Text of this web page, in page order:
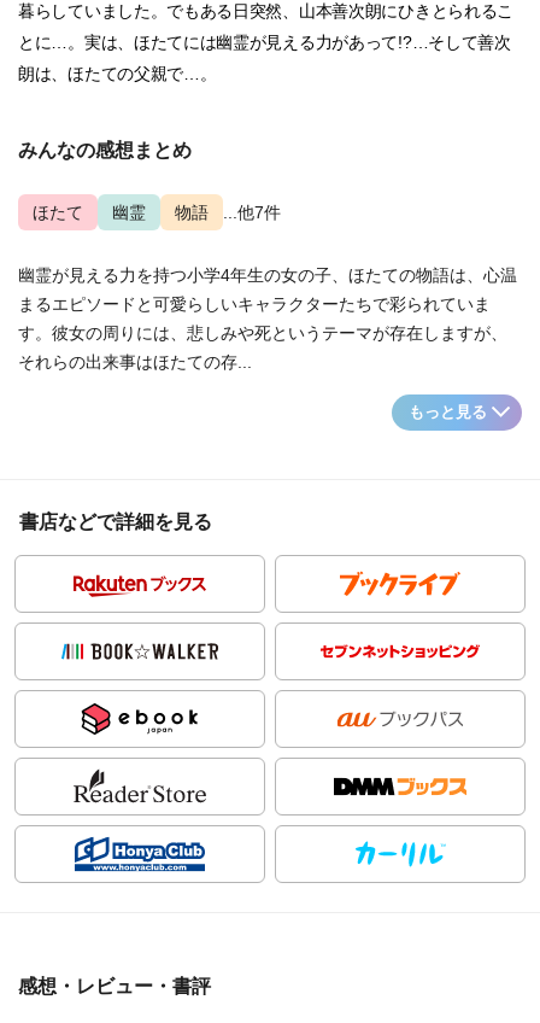
暮らしていました。でもある日突然、山本善次朗にひきとられるこ
とに…。実は、ほたてには幽霊が見える力があって!?…そして善次
朗は、ほたての父親で…。
みんなの感想まとめ
ほたて 幽霊 物語 ...他7件
幽霊が見える力を持つ小学4年生の女の子、ほたての物語は、心温
まるエピソードと可愛らしいキャラクターたちで彩られていま
す。彼女の周りには、悲しみや死というテーマが存在しますが、
それらの出来事はほたての存...
もっと見る
書店などで詳細を見る
感想・レビュー・書評